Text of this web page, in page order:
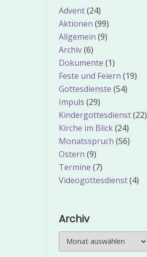
Advent(24)
Aktionen (99)
Allgemein (9)
Archiv(6)
Dokumente (1)
Feste und Feiern (19)
Gottesdienste (54)
Impuls (29)
Kindergottesdienst(22)
Kirche im Blick(24)
Monatsspruch (56)
Ostern (9)
Termine (7)
Videogottesdienst(4)
Archiv
Archiv